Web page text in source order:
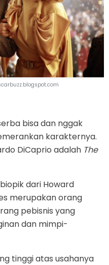
bisa dan nggak
karakternya.
DiCaprio adalah The
dari Howard
merupakan orang
pebisnis yang
dan mimpi-
tinggi atas usahanya